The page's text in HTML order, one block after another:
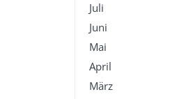
Juli
Juni
Mai
April
März